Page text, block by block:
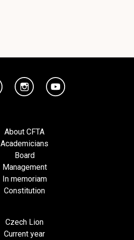
About CFTA
Academicians
Board
Management
In memoriam
Constitution
Czech Lion
Current year